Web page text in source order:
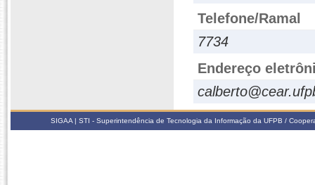
Telefone/Ramal
7734
Endereço
SIGAA | STI - Superintendência de Tecnologia da Informação da UFPB /